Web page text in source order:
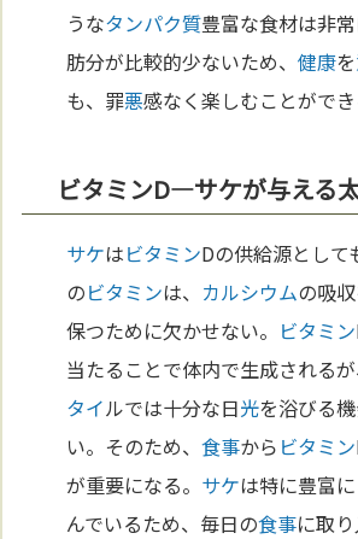
うなタンパク質豊富な食材は非
肪分が比較的少ないため、健康を
も、罪悪感なく楽しむことができ
ビタミンD—サケが与える
サケはビタミンDの供給源として
のビタミンは、 カルシウムの吸
保つために欠かせない。 ビタミン
当たることで体内で生成される
タイルでは十分な日光を浴びる
い。そのため、食事から ビタミン
が重要になる。 サケは特に豊富
んでいるため、毎日の食事に取